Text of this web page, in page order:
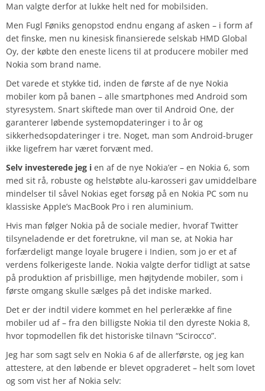
Man valgte derfor at lukke helt ned for mobilsiden.
Men Fugl Føniks genopstod endnu engang af asken – i form af
det finske, men nu kinesisk finansierede selskab HMD Global
Oy, der købte den eneste licens til at producere mobiler med
Nokia som brand name.
Det varede et stykke tid, inden de første af de nye Nokia
mobiler kom på banen – alle smartphones med Android som
styresystem. Snart skiftede man over til Android One, der
garanterer løbende systemopdateringer i to år og
sikkerhedsopdateringer i tre. Noget, man som Android-bruger
ikke ligefrem har været forvænt med.
Selv investerede jeg i en af de nye Nokia’er – en Nokia 6, som
med sit rå, robuste og helstøbte alu-karosseri gav umiddelbare
mindelser til såvel Nokias eget forsøg på en Nokia PC som nu
klassiske Apple’s MacBook Pro i ren aluminium.
Hvis man følger Nokia på de sociale medier, hvoraf Twitter
tilsyneladende er det foretrukne, vil man se, at Nokia har
forfærdeligt mange loyale brugere i Indien, som jo er et af
verdens folkerigeste lande. Nokia valgte derfor tidligt at satse
på produktion af prisbillige, men højtydende mobiler, som i
første omgang skulle sælges på det indiske marked.
Det er der indtil videre kommet en hel perlerække af fine
mobiler ud af – fra den billigste Nokia til den dyreste Nokia 8,
hvor topmodellen fik det historiske tilnavn “Scirocco”.
Jeg har som sagt selv en Nokia 6 af de allerførste, og jeg kan
attestere, at den løbende er blevet opgraderet – helt som lovet
og som vist her af Nokia selv: